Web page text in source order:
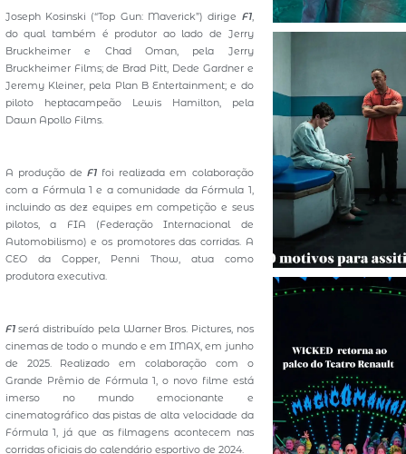
Joseph Kosinski (“Top Gun: Maverick”) dirige F1,
do qual também é produtor ao lado de Jerry
Bruckheimer e Chad Oman, pela Jerry
Bruckheimer Films; de Brad Pitt, Dede Gardner e
Jeremy Kleiner, pela Plan B Entertainment; e do
piloto heptacampeão Lewis Hamilton, pela
Dawn Apollo Films.
A produção deF1 foi realizada em colaboração
com a Fórmula 1 e a comunidade da Fórmula 1,
incluindo as dez equipes em competição e seus
pilotos, a FIA (Federação Internacional de
Automobilismo) e os promotores das corridas. A
CEO da Copper, Penni Thow, atua como
produtora executiva.
F1será distribuído pela Warner Bros. Pictures, nos
cinemas de todo o mundo e em IMAX, em junho
de 2025. Realizado em colaboração com o
Grande Prêmio de Fórmula 1, o novo filme está
imerso no mundo emocionante e
cinematográfico das pistas de alta velocidade da
Fórmula 1, já que as filmagens acontecem nas
corridas oficiais do calendário esportivo de 2024.